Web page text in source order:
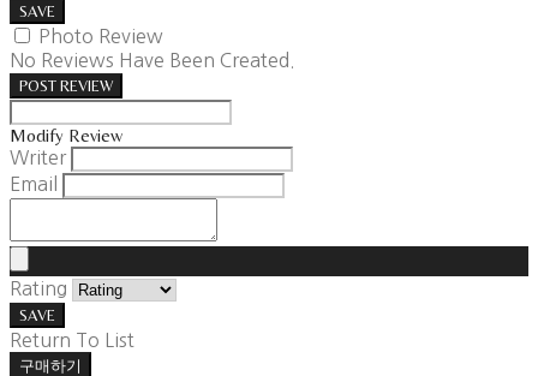
SAVE
Photo Review
No Reviews Have Been Created.
POST REVIEW
Modify Review
Writer
Email
Rating
SAVE
Return To List
구매하기